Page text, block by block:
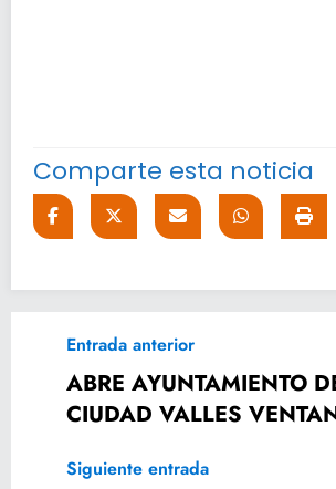
Comparte esta noticia
Entrada anterior
ABRE AYUNTAMIENTO
CIUDAD VALLES
Siguiente entrada